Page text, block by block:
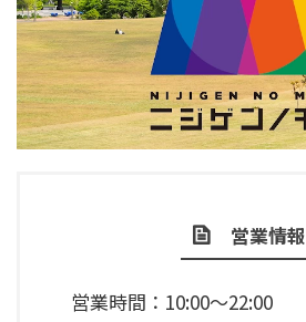
営業情報
営業時間：10:00～22:00